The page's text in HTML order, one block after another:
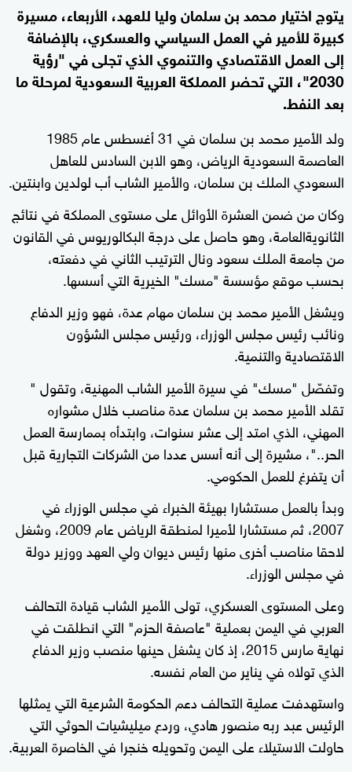
يتوج اختيار محمد بن سلمان وليا للعهد، الأربعاء، مسيرة
كبيرة للأمير في العمل السياسي والعسكري، بالإضافة
إلى العمل الاقتصادي والتنموي الذي تجلى في "رؤية
2030"، التي تحضر المملكة العربية السعودية لمرحلة ما
بعد النفط.
ولد الأمير محمد بن سلمان في 31 أغسطس عام 1985
العاصمة السعودية الرياض، وهو الابن السادس للعاهل
السعودي الملك بن سلمان، والأمير الشاب أب لولدين وابنتين.
وكان من ضمن العشرة الأوائل على مستوى المملكة في نتائج
الثانويةالعامة، وهو حاصل على درجة البكالوريوس في القانون
من جامعة الملك سعود ونال الترتيب الثاني في دفعته،
بحسب موقع مؤسسة "مسك" الخيرية التي أسسها.
ويشغل الأمير محمد بن سلمان مهام عدة، فهو وزير الدفاع
ونائب رئيس مجلس الوزراء، ورئيس مجلس الشؤون
الاقتصادية والتنمية.
وتفصّل "مسك" في سيرة الأمير الشاب المهنية، وتقول "
تقلد الأمير محمد بن سلمان عدة مناصب خلال مشواره
المهني، الذي امتد إلى عشر سنوات، وابتدأه بممارسة العمل
الحر.."، مشيرة إلى أنه أسس عددا من الشركات التجارية قبل
أن يتفرغ للعمل الحكومي.
وبدأ بالعمل مستشارا بهيئة الخبراء في مجلس الوزراء في
2007، ثم مستشارا لأميرا لمنطقة الرياض عام 2009، وشغل
لاحقا مناصب أخرى منها رئيس ديوان ولي العهد ووزير دولة
في مجلس الوزراء.
وعلى المستوى العسكري، تولى الأمير الشاب قيادة التحالف
العربي في اليمن بعملية "عاصفة الحزم" التي انطلقت في
نهاية مارس 2015، إذ كان يشغل حينها منصب وزير الدفاع
الذي تولاه في يناير من العام نفسه.
واستهدفت عملية التحالف دعم الحكومة الشرعية التي يمثلها
الرئيس عبد ربه منصور هادي، وردع ميليشيات الحوثي التي
حاولت الاستيلاء على اليمن وتحويله خنجرا في الخاصرة العربية.